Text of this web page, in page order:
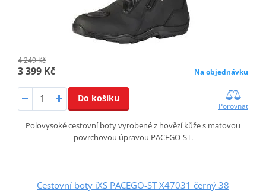
4 249 Kč
3 399 Kč Na objednávku
Do košíku
Porovnat
Polovysoké cestovní boty vyrobené z hovězí kůže s matovou
povrchovou úpravou PACEGO-ST.
Cestovní boty iXS PACEGO-ST X47031 černý 38